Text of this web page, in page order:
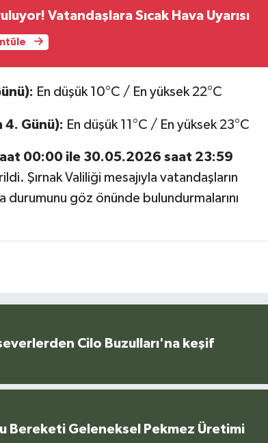
Vatandaşlara Sıcak Hava Uyarısı
En düşük 10°C / En yüksek 22°C
4. Günü): En düşük 11°C / En yüksek 23°C
00:00 ile 30.05.2026 saat 23:59
Şırnak Valiliği mesajıyla vatandaşların
durumunu göz önünde bulundurmalarını
Cilo Buzulları'na keşif
Bereketi Geleneksel Pekmez Üretimi